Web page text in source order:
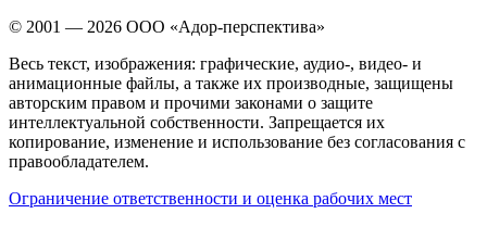
© 2001 — 2026 ООО «Адор-перспектива»
Весь текст, изображения: графические, аудио-, видео- и
анимационные файлы, а также их производные, защищены
авторским правом и прочими законами о защите
интеллектуальной собственности. Запрещается их
копирование, изменение и использование без согласования с
правообладателем.
Ограничение ответственности и оценка рабочих мест